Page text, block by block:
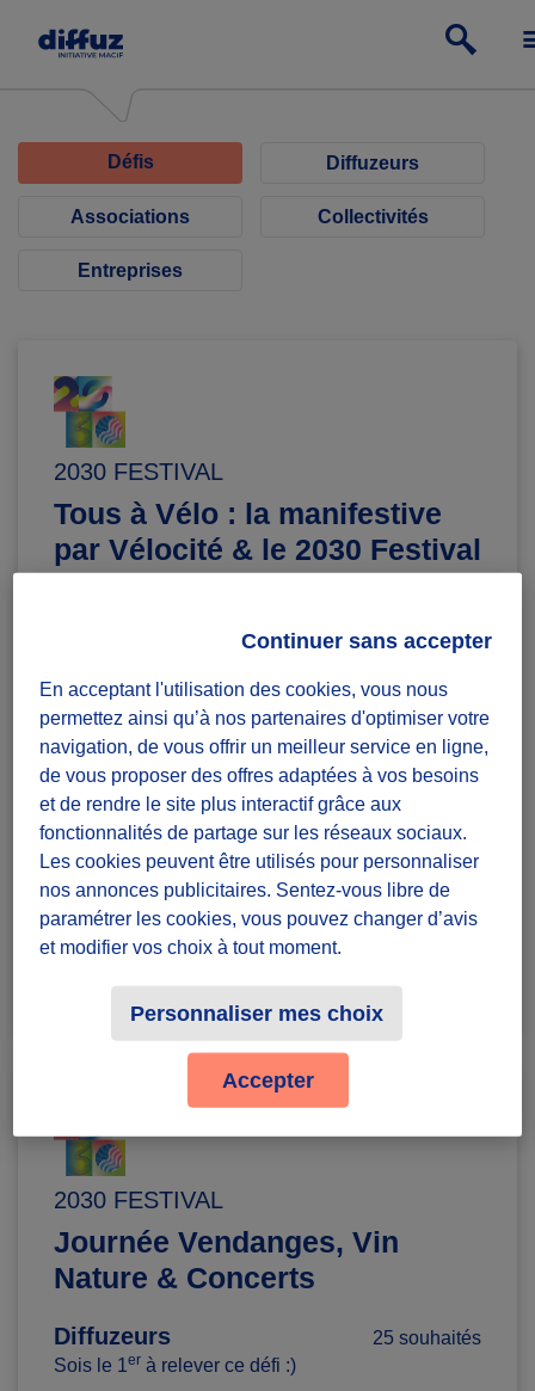
Défis Diffuzeurs
Associations Collectivités
Entreprises
2030 FESTIVAL
Tous à Vélo : la manifestive
par Vélocité & le 2030 Festival
Montpellier
défi ponctuel
Badges à récolter
Terminé
2030 FESTIVAL
Journée Vendanges, Vin
Nature & Concerts
Diffuzeurs
25 souhaités
Sois le 1er à relever ce défi :)
En acceptant l'utilisation des cookies, vous nous
permettez ainsi qu’à nos partenaires d'optimiser votre
navigation, de vous offrir un meilleur service en ligne,
de vous proposer des offres adaptées à vos besoins
et de rendre le site plus interactif grâce aux
fonctionnalités de partage sur les réseaux sociaux.
Les cookies peuvent être utilisés pour personnaliser
nos annonces publicitaires. Sentez-vous libre de
paramétrer les cookies, vous pouvez changer d’avis
et modifier vos choix à tout moment.
Personnaliser mes choix
Continuer sans accepter
Accepter